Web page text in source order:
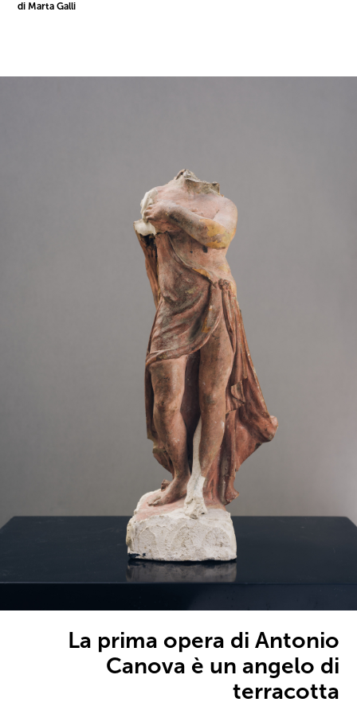
di Marta Galli
La prima opera di Antonio
Canova è un angelo di
terracotta